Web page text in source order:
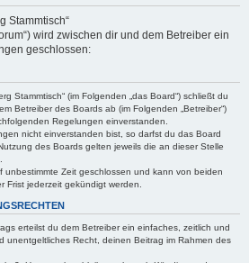
Stammtisch“
wird zwischen dir und dem Betreiber ein
geschlossen:
Stammtisch“ (im Folgenden „das Board“) schließt du
Betreiber des Boards ab (im Folgenden „Betreiber“)
Regelungen einverstanden.
nicht einverstanden bist, so darfst du das Board
des Boards gelten jeweils die an dieser Stelle
unbestimmte Zeit geschlossen und kann von beiden
Frist jederzeit gekündigt werden.
erteilst du dem Betreiber ein einfaches, zeitlich und
unentgeltliches Recht, deinen Beitrag im Rahmen des